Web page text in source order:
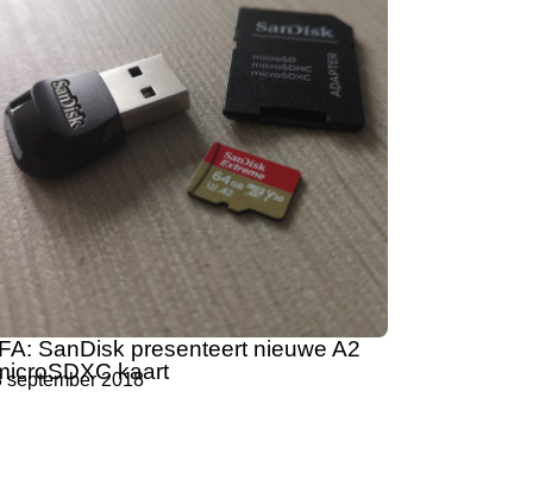
SanDisk presenteert nieuwe A2
kaart
september 2018